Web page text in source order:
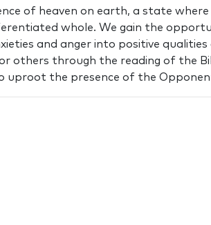
of heaven on earth, a state
whole. We gain the
and anger into positive qualities
others through the reading of the
uproot the presence of the